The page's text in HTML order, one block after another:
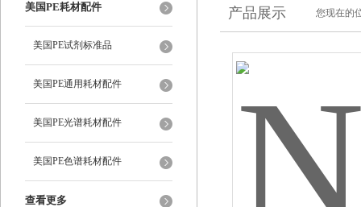
美国PE耗材配件
美国PE试剂标准品
美国PE通用耗材配件
美国PE光谱耗材配件
美国PE色谱耗材配件
查看更多
产品展示 您现在的